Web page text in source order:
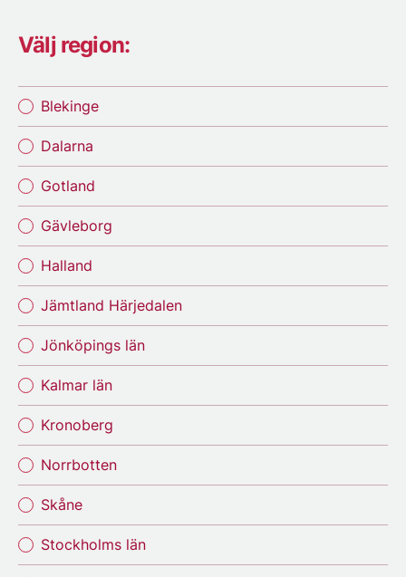
Välj region:
Blekinge
Dalarna
Gotland
Gävleborg
Halland
Jämtland Härjedalen
Jönköpings län
Kalmar län
Kronoberg
Norrbotten
Skåne
Stockholms län